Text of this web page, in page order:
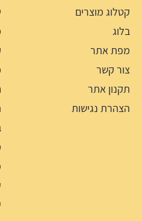
קטלוג מוצרים
בלוג
מפת אתר
צור קשר
תקנון אתר
הצהרת נגישות